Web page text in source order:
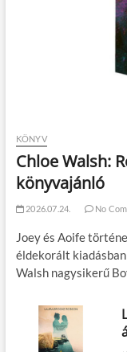
KÖNYV
Chloe Walsh:
könyvajánló
2026.07.24. No
Joey és Aoife
éldekorált
Walsh nagysikerű